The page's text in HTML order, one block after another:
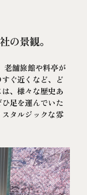
の景観。
舗旅館や料亭が
ぐ近くなど、ど
、様々な歴史あ
足を運んでいた
タルジックな雰
ンセル